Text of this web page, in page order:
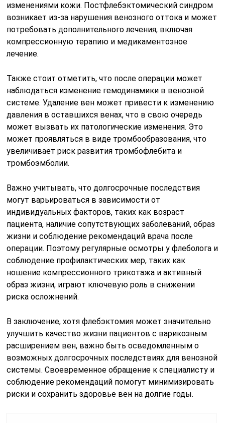
изменениями кожи. Постфлебэктомический синдром
возникает из-за нарушения венозного оттока и может
потребовать дополнительного лечения, включая
компрессионную терапию и медикаментозное
лечение.
Также стоит отметить, что после операции может
наблюдаться изменение гемодинамики в венозной
системе. Удаление вен может привести к изменению
давления в оставшихся венах, что в свою очередь
может вызвать их патологические изменения. Это
может проявляться в виде тромбообразования, что
увеличивает риск развития тромбофлебита и
тромбоэмболии.
Важно учитывать, что долгосрочные последствия
могут варьироваться в зависимости от
индивидуальных факторов, таких как возраст
пациента, наличие сопутствующих заболеваний, образ
жизни и соблюдение рекомендаций врача после
операции. Поэтому регулярные осмотры у флеболога и
соблюдение профилактических мер, таких как
ношение компрессионного трикотажа и активный
образ жизни, играют ключевую роль в снижении
риска осложнений.
В заключение, хотя флебэктомия может значительно
улучшить качество жизни пациентов с варикозным
расширением вен, важно быть осведомленным о
возможных долгосрочных последствиях для венозной
системы. Своевременное обращение к специалисту и
соблюдение рекомендаций помогут минимизировать
риски и сохранить здоровье вен на долгие годы.